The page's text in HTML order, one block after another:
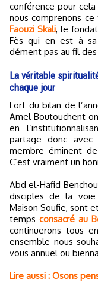
conférence pour
nous comprenons
Faouzi Skali, le
Fès qui en est à
dément pas au fil
La véritable
chaque jour
Fort du bilan de l’année dernière, Abd el-Hafid Benchouk et
Amel Boutouchent
en
partage donc
membre éminent
C’est vraiment un
Abd el-Hafid
disciples de la
Maison Soufie, sont
temps consacré au
continuerons tous
ensemble nous
vous annuel ou
Lire aussi : Osons